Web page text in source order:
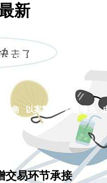
新
广角 以案警示 监督曝光
交易环节承接